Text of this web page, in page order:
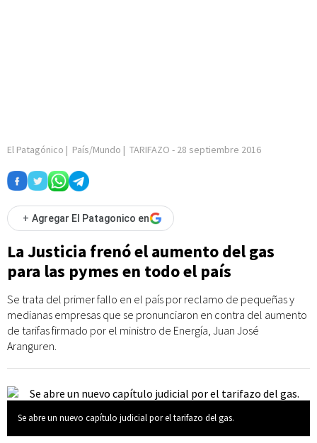
El Patagónico | País/Mundo | TARIFAZO - 28 septiembre 2016
+ Agregar El Patagonico en
La Justicia frenó el aumento del gas
para las pymes en todo el país
Se trata del primer fallo en el país por reclamo de pequeñas y
medianas empresas que se pronunciaron en contra del aumento
de tarifas firmado por el ministro de Energía, Juan José
Aranguren.
Se abre un nuevo capítulo judicial por el tarifazo del gas.